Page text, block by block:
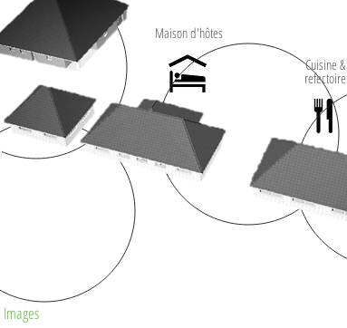
Maison d'hôtes
Cuisine &
refectoire